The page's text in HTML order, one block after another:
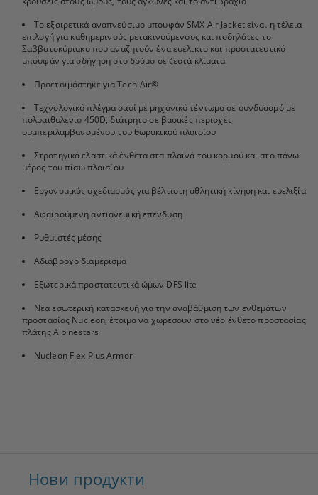
Το εξαιρετικά αναπνεύσιμο μπουφάν SMX Air Jacket είναι η τέλεια
επιλογή για καθημερινούς μετακινούμενους και ποδηλάτες το
Σαββατοκύριακο που αναζητούν ένα ευέλικτο και προστατευτικό
μπουφάν για οδήγηση στο δρόμο σε ζεστά κλίματα
Προετοιμάστηκε για Tech-Air®
Τεχνολογικό πλέγμα σασί με μηχανικό τέντωμα σε συνδυασμό με
πολυαιθυλένιο 450D, διάτρητο σε βασικές περιοχές
συμπεριλαμβανομένου του θωρακικού πλαισίου
Στρατηγικά ελαστικά ένθετα στα πλαϊνά του κορμού και στο πάνω
μέρος του πίσω πλαισίου
Εργονομικός σχεδιασμός για βέλτιστη αθλητική κίνηση και ευελιξία
Αφαιρούμενη αντιανεμική επένδυση
Ρυθμιστές μέσης
Αδιάβροχο διαμέρισμα
Εξωτερικά προστατευτικά ώμων DFS lite
Νέα εσωτερική κατασκευή για την αναβάθμιση των ενθεμάτων
προστασίας Nucleon, έτοιμα να χωρέσουν στο νέο ένθετο προστασίας
πλάτης Alpinestars
Nucleon Flex Plus Armor
Нови продукти